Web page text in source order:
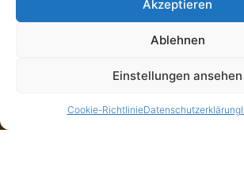
Akzeptieren
Ablehnen
Einstellungen ansehen
Cookie-RichtlinieDatenschutzerklärung
Man wird zusammenhangslos eingeschoben
schlechterer Text als andere?
Na gut, ich werde nie in den Bestsellerlisten
besonders blind zu sein. Und sollten Sie diese